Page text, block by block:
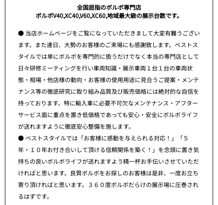
全国屈指のボルボ専門店
ボルボV40,XC40,V60,XC60,地域最大級の展示台数です。
● 当店ホームページをご覧になっていただきまして大変有難うござい
ます。また連日、大勢のお客様のご来場にも感謝致します。ベストス
タイルでは単にボルボを専門的に扱うだけでなく本当の専門店として
日々研修ミーティングを行い車両知識・展示車両１台１台の車両状
態・相場・他店様の動向・お客様の使用用途に見合うご提案・メンテ
ナンス等の徹底研究に取り組み品質及び販売価格には絶対的な自信を
持っております。特に輸入車に必要不可欠なメンテナンス・アフター
サービス面に重点を置き低価格であっても安心・安全にボルボライフ
が送れますように徹底安心整備を施します。
● ベストスタイルでは「お客様に感動を与えられる対応！」「５
年・１０年お付き合いして頂ける信頼関係を築く！」を念頭に置き気
持ちの良いボルボライフが送れますよう精一杯お手伝いさせていただ
ければと思います。良質ボルボをお探しのお客様は是非、一度お立ち
寄り頂ければと思います。３６０度ボルボだらけの展示場に圧巻され
るはずです。